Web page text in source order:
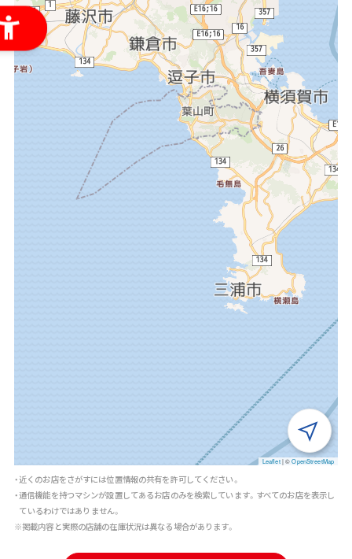
Leaflet |©OpenStreetMap
・近くのお店をさがすには位置情報の共有を許可してください。
・通信機能を持つマシンが設置してあるお店のみを検索しています。すべてのお店を表示し
ているわけではありません。
※掲載内容と実際の店舗の在庫状況は異なる場合があります。